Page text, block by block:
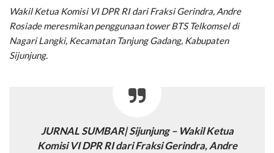
Wakil Ketua Komisi VI DPR RI dari Fraksi Gerindra, Andre
Rosiade meresmikan penggunaan tower BTS Telkomsel di
Nagari Langki, Kecamatan Tanjung Gadang, Kabupaten
Sijunjung.
JURNAL SUMBAR| Sijunjung – Wakil Ketua
Komisi VI DPR RI dari Fraksi Gerindra, Andre